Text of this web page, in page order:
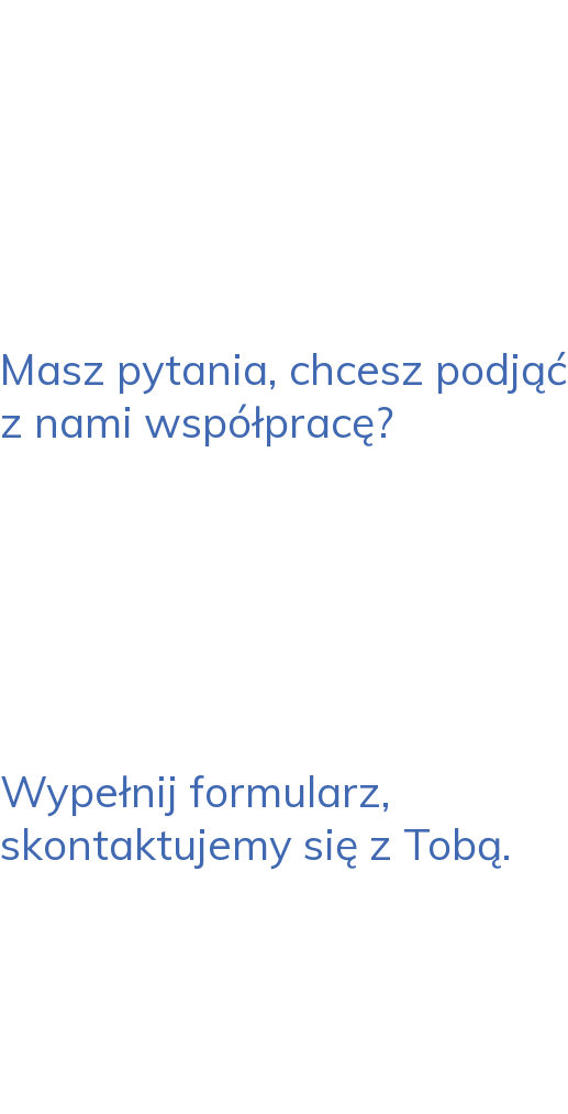
Masz pytania, chcesz podjąć
z nami współpracę?
Wypełnij formularz,
skontaktujemy się z Tobą.